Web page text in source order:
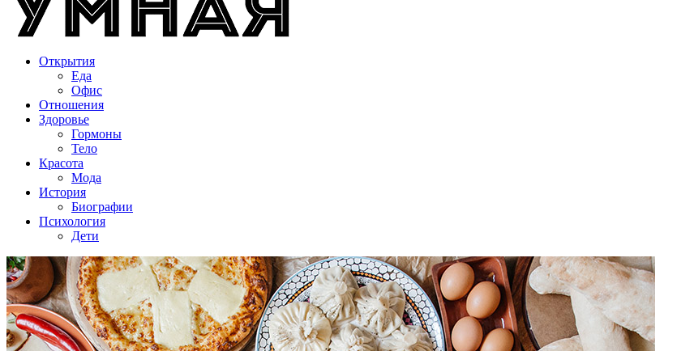
Открытия
Еда
Офис
Отношения
Здоровье
Гормоны
Тело
Красота
Мода
История
Биографии
Психология
Дети